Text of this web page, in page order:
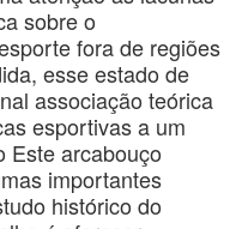
sobre o
fora de regiões
esse estado de
associação teórica
esportivas a um
Este arcabouço
importantes
histórico do